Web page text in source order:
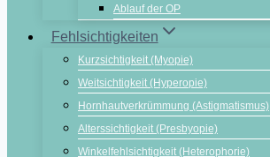
Ablauf der OP
Fehlsichtigkeiten
Kurzsichtigkeit (Myopie)
Weitsichtigkeit (Hyperopie)
Hornhautverkrümmung (Astigmatismus)
Alterssichtigkeit (Presbyopie)
Winkelfehlsichtigkeit (Heterophorie)